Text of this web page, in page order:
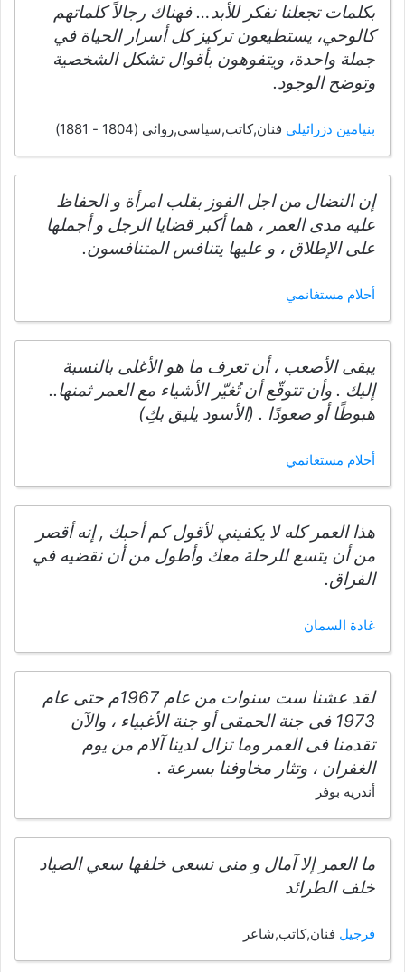
بكلمات تجعلنا نفكر للأبد… فهناك رجالاً كلماتهم
كالوحي، يستطيعون تركيز كل أسرار الحياة في
جملة واحدة، ويتفوهون بأقوال تشكل الشخصية
وتوضح الوجود.
بنيامين دزرائيلي فنان,كاتب,سياسي,روائي (1804 - 1881)
إن النضال من اجل الفوز بقلب امرأة و الحفاظ
عليه مدى العمر ، هما أكبر قضايا الرجل و أجملها
على الإطلاق ، و عليها يتنافس المتنافسون.
أحلام مستغانمي
يبقى الأصعب ، أن تعرف ما هو الأغلى بالنسبة
إليك . وأن تتوقّع أن تُغيّر الأشياء مع العمر ثمنها..
هبوطًا أو صعودًا . (الأسود يليق بكِ)
أحلام مستغانمي
هذا العمر كله لا يكفيني لأقول كم أحبك , إنه أقصر
من أن يتسع للرحلة معك وأطول من أن نقضيه في
الفراق.
غادة السمان
لقد عشنا ست سنوات من عام 1967م حتى عام
1973 فى جنة الحمقى أو جنة الأغبياء ، والآن
تقدمنا فى العمر وما تزال لدينا آلام من يوم
الغفران ، وتثار مخاوفنا بسرعة .
أندريه بوفر
ما العمر إلا آمال و منى نسعى خلفها سعي الصياد
خلف الطرائد
فرجيل فنان,كاتب,شاعر